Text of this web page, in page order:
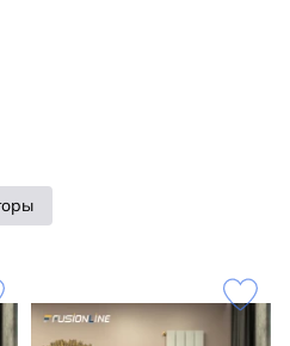
боковое
горизонтально
не только готовые
но и эксклюзивные
сложности. От